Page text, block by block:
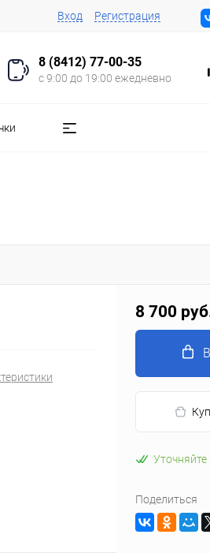
Вход Регистрация
8 (8412) 77-00-35
с 9:00 до 19:00 ежедневно
8 700
Уточняйте
Поделиться